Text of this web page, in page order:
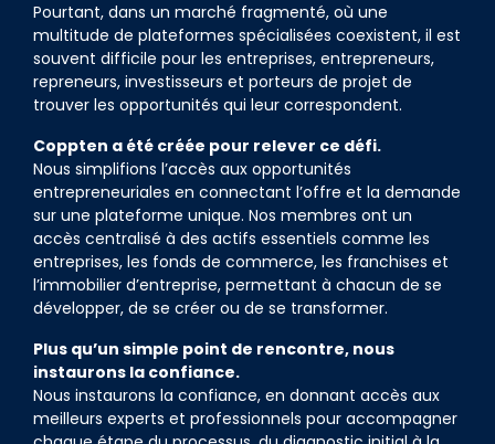
Pourtant, dans un marché fragmenté, où une
multitude de plateformes spécialisées coexistent, il est
souvent difficile pour les entreprises, entrepreneurs,
repreneurs, investisseurs et porteurs de projet de
trouver les opportunités qui leur correspondent.
Coppten a été créée pour relever ce défi.
Nous simplifions l’accès aux opportunités
entrepreneuriales en connectant l’offre et la demande
sur une plateforme unique. Nos membres ont un
accès centralisé à des actifs essentiels comme les
entreprises, les fonds de commerce, les franchises et
l’immobilier d’entreprise, permettant à chacun de se
développer, de se créer ou de se transformer.
Plus qu’un simple point de rencontre, nous
instaurons la confiance.
Nous instaurons la confiance, en donnant accès aux
meilleurs experts et professionnels pour accompagner